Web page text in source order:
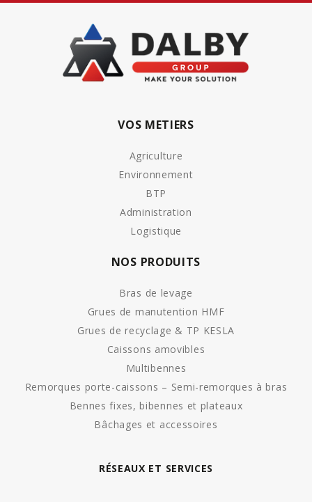
VOS METIERS
Agriculture
Environnement
BTP
Administration
Logistique
NOS PRODUITS
Bras de levage
Grues de manutention HMF
Grues de recyclage & TP KESLA
Caissons amovibles
Multibennes
Remorques porte-caissons – Semi-remorques à bras
Bennes fixes, bibennes et plateaux
Bâchages et accessoires
RÉSEAUX ET SERVICES